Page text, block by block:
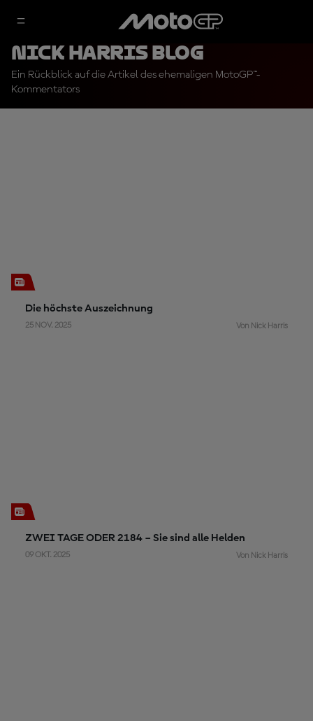
Nick Harris blog
Ein Rückblick auf die Artikel des ehemaligen MotoGP™-
Kommentators
Die höchste Auszeichnung
25 NOV. 2025 Von Nick Harris
ZWEI TAGE ODER 2184 – Sie sind alle Helden
09 OKT. 2025 Von Nick Harris